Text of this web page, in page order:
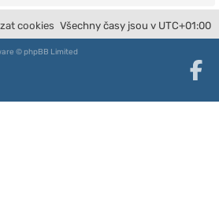
Všechny časy jsou v UTC+01:00
cookies
© phpBB Limited